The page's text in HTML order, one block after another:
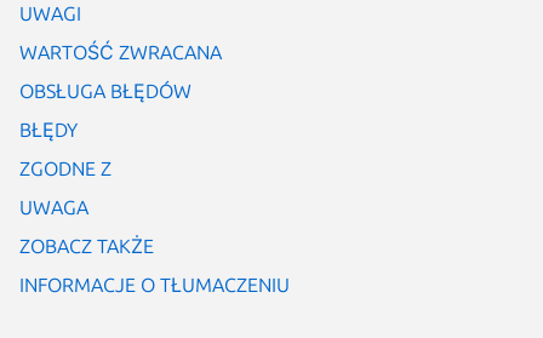
UWAGI
WARTOŚĆ ZWRACANA
OBSŁUGA BŁĘDÓW
BŁĘDY
ZGODNE Z
UWAGA
ZOBACZ TAKŻE
INFORMACJE O TŁUMACZENIU